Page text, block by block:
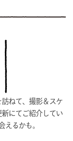
ねて、撮影＆スケ
にてご紹介してい
えるかも。